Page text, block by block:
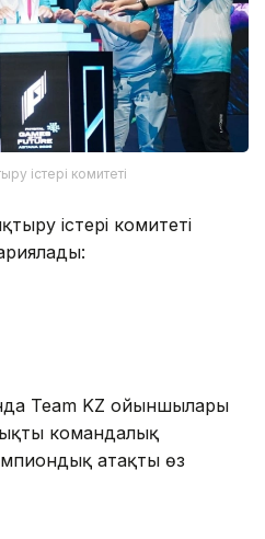
істері комитеті
істері комитеті
Team KZ ойыншылары
командалық
атақты өз